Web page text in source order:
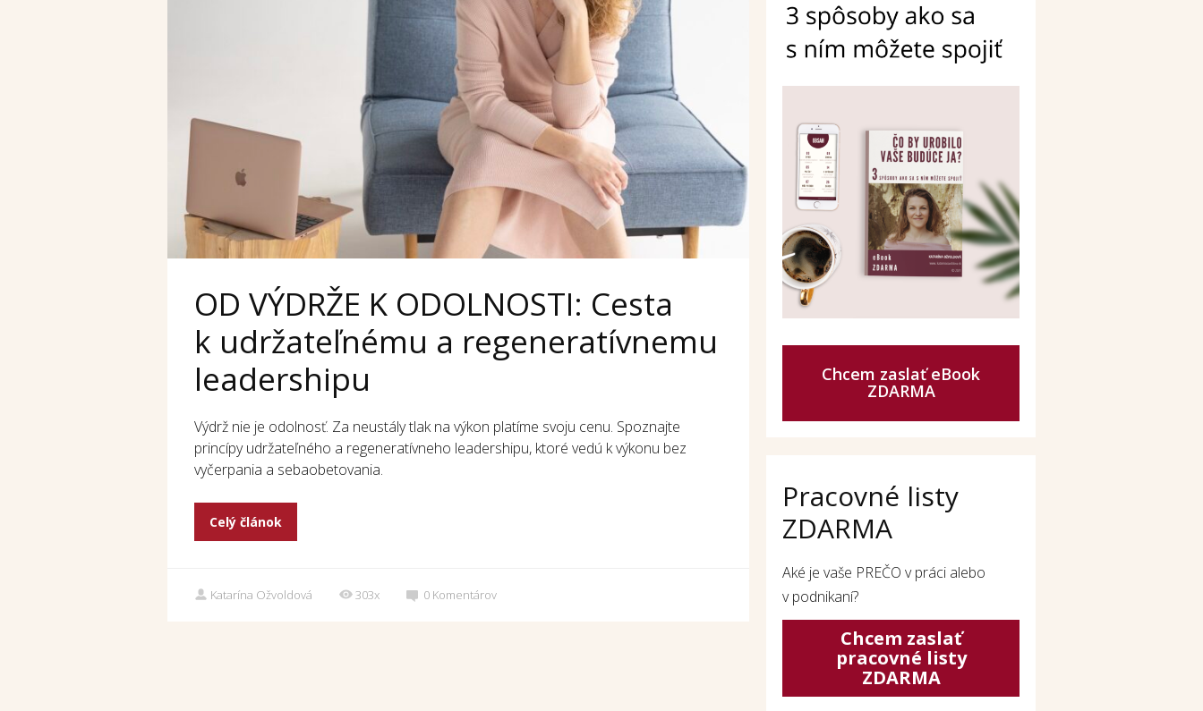
OD VÝDRŽE K ODOLNOSTI: Cesta
k udržateľnému a regeneratívnemu
leadershipu
Výdrž nie je odolnosť. Za neustály tlak na výkon platíme svoju cenu. Spoznajte
princípy udržateľného a regeneratívneho leadershipu, ktoré vedú k výkonu bez
vyčerpania a sebaobetovania.
Celý článok
Katarína Ožvoldová 303x 0 Komentárov
Chcem zaslať eBook
ZDARMA
Pracovné listy
ZDARMA
Aké je vaše PREČO v práci alebo
v podnikaní?
Chcem zaslať
pracovné listy
ZDARMA